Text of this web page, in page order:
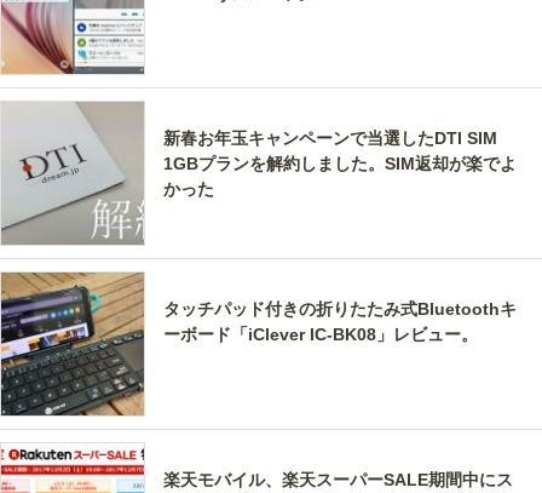
新春お年玉キャンペーンで当選したDTI SIM
1GBプランを解約しました。SIM返却が楽でよ
かった
タッチパッド付きの折りたたみ式Bluetoothキ
ーボード「iClever IC-BK08」レビュー。
楽天モバイル、楽天スーパーSALE期間中にス